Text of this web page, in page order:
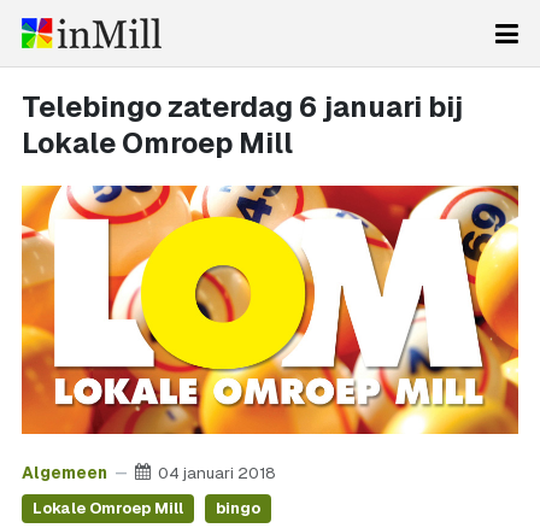
Telebingo zaterdag 6 januari bij
Lokale Omroep Mill
Algemeen 04 januari 2018
Lokale Omroep Mill bingo